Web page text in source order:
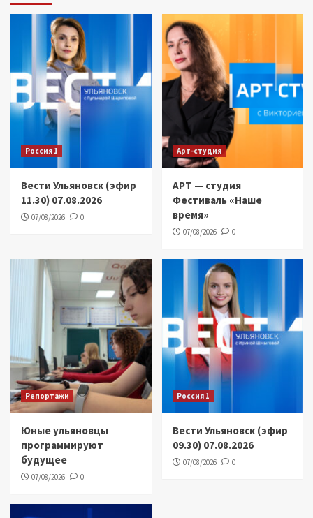
Россия 1
Вести Ульяновск (эфир
11.30) 07.08.2026
07/08/2026 0
Арт-студия
АРТ — студия
Фестиваль «Наше
время»
07/08/2026 0
Репортажи
Юные ульяновцы
программируют
будущее
07/08/2026 0
Россия 1
Вести Ульяновск (эфир
09.30) 07.08.2026
07/08/2026 0